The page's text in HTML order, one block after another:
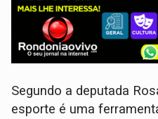
Segundo a deputada
esporte é uma